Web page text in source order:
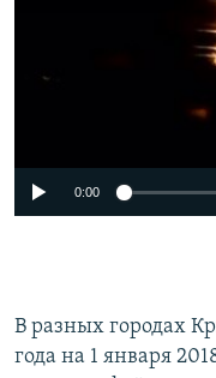
СОВЕТЫ
ПРОПАВШИЕ БЕЗ ВЕСТИ
ПОБЕДИТЕЛЕЙ НЕ СУДЯТ?
No media
0:00
В разных городах
года на 1 января